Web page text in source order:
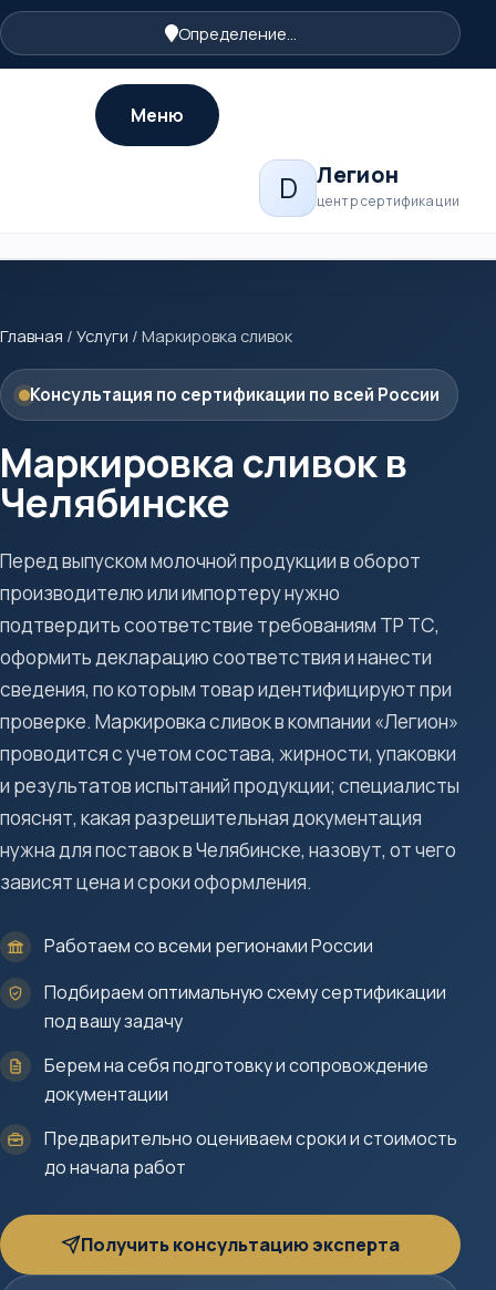
Определение...
D Легион
центр сертификации
Меню
Главная / Услуги / Маркировка сливок
Консультация по сертификации по всей России
Маркировка сливок в
Челябинске
Перед выпуском молочной продукции в оборот
производителю или импортеру нужно
подтвердить соответствие требованиям ТР ТС,
оформить декларацию соответствия и нанести
сведения, по которым товар идентифицируют при
проверке. Маркировка сливок в компании «Легион»
проводится с учетом состава, жирности, упаковки
и результатов испытаний продукции; специалисты
пояснят, какая разрешительная документация
нужна для поставок в Челябинске, назовут, от чего
зависят цена и сроки оформления.
Работаем со всеми регионами России
Подбираем оптимальную схему сертификации
под вашу задачу
Берем на себя подготовку и сопровождение
документации
Предварительно оцениваем сроки и стоимость
до начала работ
Получить консультацию эксперта